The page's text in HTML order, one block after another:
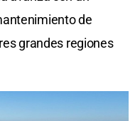
de
grandes regiones